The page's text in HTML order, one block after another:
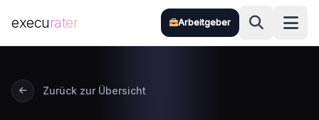
execurater Arbeitgeber
Zurück zur Übersicht